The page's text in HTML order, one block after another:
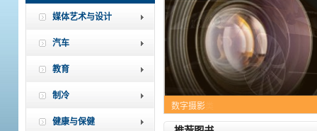
媒体艺术与设计
汽车
教育
制冷
健康与保健
数字摄影
汽车维修类